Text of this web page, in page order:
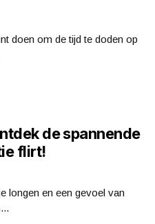
doen om de tijd te doden op
de spannende
flirt!
longen en een gevoel van